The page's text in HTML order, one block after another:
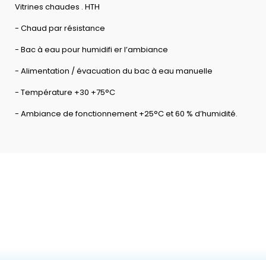
Vitrines chaudes . HTH
- Chaud par résistance
- Bac à eau pour humidifi er l’ambiance
- Alimentation / évacuation du bac à eau manuelle
- Température +30 +75°C
- Ambiance de fonctionnement +25°C et 60 % d’humidité.